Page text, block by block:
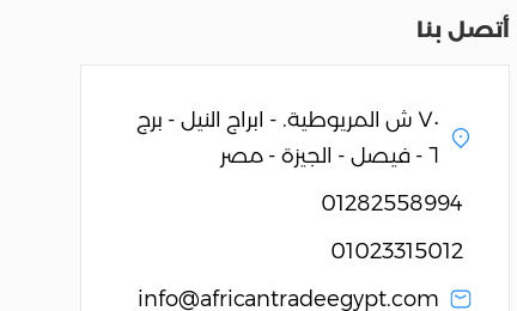
أتصل بنا
٧٠ ش المريوطية. - ابراج النيل - برج
٦ - فيصل - الجيزة - مصر
01282558994
01023315012
info@africantradeegypt.com